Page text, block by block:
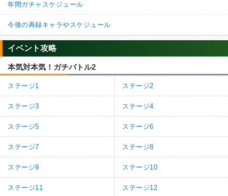
年間ガチャスケジュール
今後の再録キャラやスケジュール
イベント攻略
本気対本気！ガチバトル2
ステージ1 ステージ2
ステージ3 ステージ4
ステージ5 ステージ6
ステージ7 ステージ8
ステージ9 ステージ10
ステージ11 ステージ12